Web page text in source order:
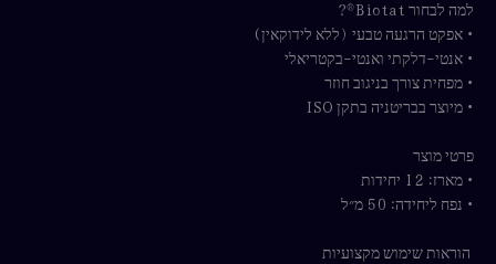
למה לבחור Biotat®?
• אפקט הרגעה טבעי (ללא לידוקאין)
• אנטי-דלקתי ואנטי-בקטריאלי
• מפחית צורך בניגוב חוזר
• מיוצר בבריטניה בתקן ISO
פרטי מוצר
• מארז: 12 יחידות
• נפח ליחידה: 50 מ״ל
הוראות שימוש מקצועיות